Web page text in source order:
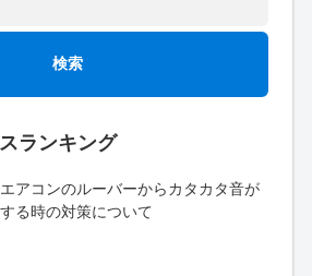
ランキング
エアコンのルーバーからカタカタ音が
する時の対策について